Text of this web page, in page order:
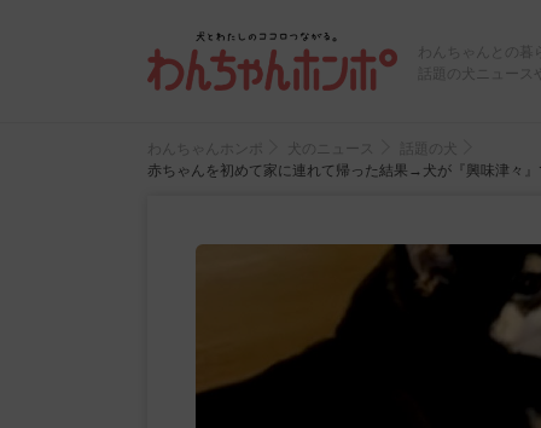
わんちゃんとの
話題の犬ニュー
わんちゃんホンポ 犬のニュース
話題の犬
赤ちゃんを初めて家に連れて帰った結果→犬が『興味津々